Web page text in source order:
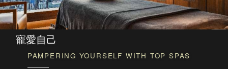
寵愛自己
PAMPERING YOURSELF WITH TOP SPAS